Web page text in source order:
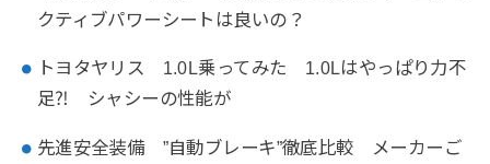
クティブパワーシートは良いの？
トヨタヤリス 1.0L乗ってみた 1.0Lはやっぱり力不
足⁈ シャシーの性能が
先進安全装備 ”自動ブレーキ”徹底比較 メーカーご